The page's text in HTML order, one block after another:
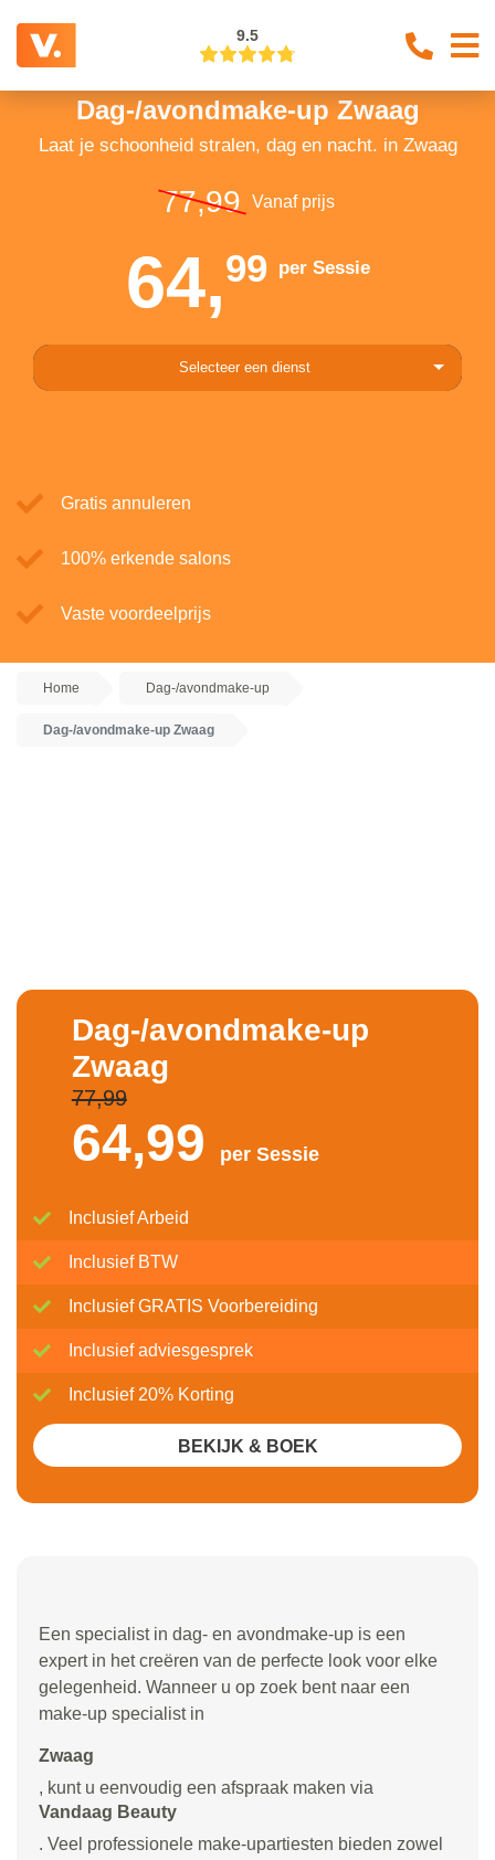
9.5
Dag-/avondmake-up Zwaag
Laat je schoonheid stralen, dag en nacht. in Zwaag
77,99 Vanaf prijs
64,99per Sessie
Selecteer een dienst
Gratis annuleren
100% erkende salons
Vaste voordeelprijs
Home Dag-/avondmake-up
Dag-/avondmake-up Zwaag
Een specialist in dag- en avondmake-up is een
expert in het creëren van de perfecte look voor elke
gelegenheid. Wanneer u op zoek bent naar een
make-up specialist in
Zwaag
, kunt u eenvoudig een afspraak maken via
Vandaag Beauty
. Veel professionele make-upartiesten bieden zowel
Dag-/avondmake-up
Zwaag
77,99
64,99 per Sessie
Inclusief Arbeid
Inclusief BTW
Inclusief GRATIS Voorbereiding
Inclusief adviesgesprek
Inclusief 20% Korting
BEKIJK & BOEK